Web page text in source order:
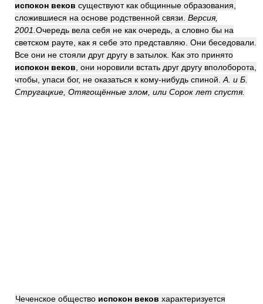
испокон веков существуют как общинные образования,
сложившиеся на основе родственной связи. Версия,
2001. Очередь вела себя не как очередь, а словно бы на
светском рауте, как я себе это представляю. Они беседовали.
Все они не стояли друг другу в затылок. Как это принято
испокон веков , они норовили встать друг другу вполоборота,
чтобы, упаси бог, не оказаться к кому-нибудь спиной. А. и Б.
Стругацкие, Отягощённые злом, или Сорок лет спустя.
Чеченское общество испокон веков характеризуется